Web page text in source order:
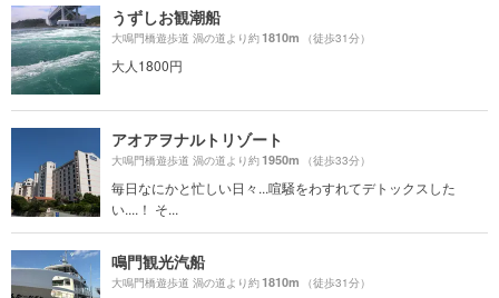
うずしお観潮船
大鳴門橋遊歩道 渦の道より約1810m （徒歩31分）
大人1800円
アオアヲナルトリゾート
大鳴門橋遊歩道 渦の道より約1950m （徒歩33分）
毎日なにかと忙しい日々...喧騒をわすれてデトックスした
い....！ そ...
鳴門観光汽船
大鳴門橋遊歩道 渦の道より約1810m （徒歩31分）